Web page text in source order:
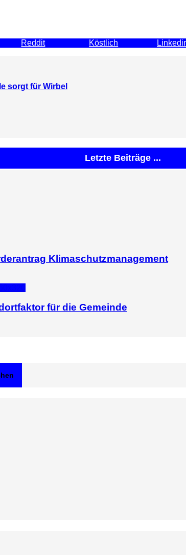
Reddit Köstlich
sorgt für Wirbel
Letzte Beiträge ...
Klimaschutzmanagement
für die Gemeinde